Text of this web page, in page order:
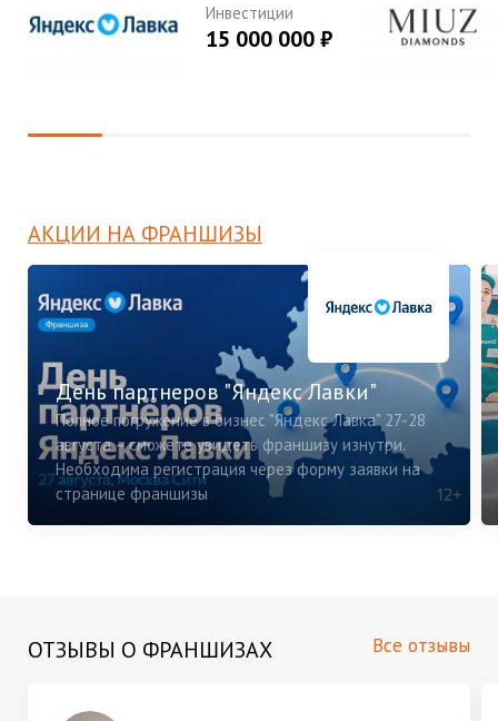
Инвестиции
15 000 000 ₽
АКЦИИ НА ФРАНШИЗЫ
День партнеров "Яндекс Лавки"
Полное погружение в бизнес "Яндекс Лавка" 27-28
августа – сможете увидеть франшизу изнутри.
Необходима регистрация через форму заявки на
странице франшизы
ОТЗЫВЫ О ФРАНШИЗАХ Все отзывы